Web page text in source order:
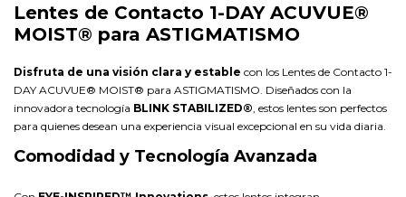
Lentes de Contacto 1-DAY ACUVUE®
MOIST® para ASTIGMATISMO
Disfruta de una visión clara y estable con los Lentes de Contacto 1-
DAY ACUVUE® MOIST® para ASTIGMATISMO. Diseñados con la
innovadora tecnología BLINK STABILIZED® , estos lentes son perfectos
para quienes desean una experiencia visual excepcional en su vida diaria.
Comodidad y Tecnología Avanzada